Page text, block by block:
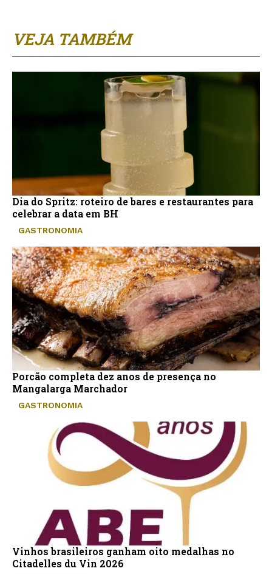
VEJA TAMBÉM
Dia do Spritz: roteiro de bares e restaurantes para
celebrar a data em BH
GASTRONOMIA
Porcão completa dez anos de presença no
Mangalarga Marchador
GASTRONOMIA
Vinhos brasileiros ganham oito medalhas no
Citadelles du Vin 2026